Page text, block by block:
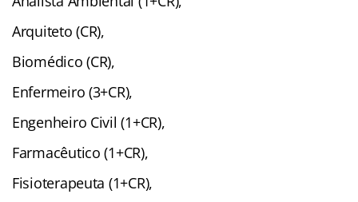
Arquiteto (CR),
Biomédico (CR),
Enfermeiro (3+CR),
Engenheiro Civil (1+CR),
Farmacêutico (1+CR),
Fisioterapeuta (1+CR),